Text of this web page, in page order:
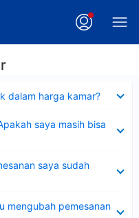
dalam harga kamar?
saya masih bisa
saya sudah
mengubah pemesanan